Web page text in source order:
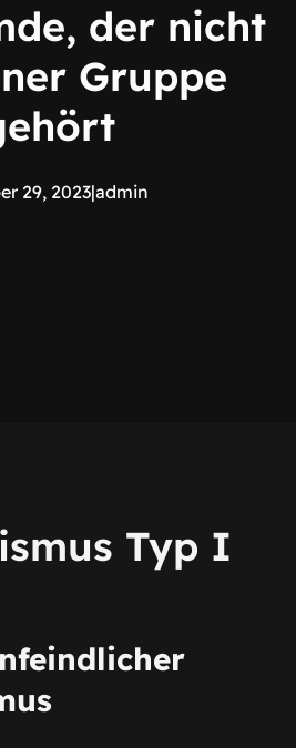
der nicht
Gruppe
29, 2023|admin
Typ I